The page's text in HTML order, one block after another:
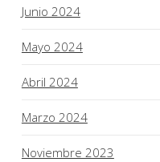
Junio 2024
Mayo 2024
Abril 2024
Marzo 2024
Noviembre 2023